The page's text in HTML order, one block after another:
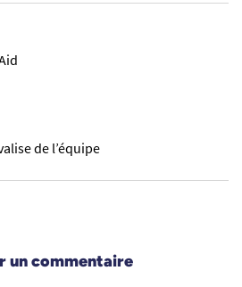
de l’équipe
un commentaire